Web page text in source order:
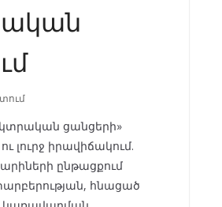
ցանցերի»
լուրջ իրավիճակում.
ընթացքում
հնացած